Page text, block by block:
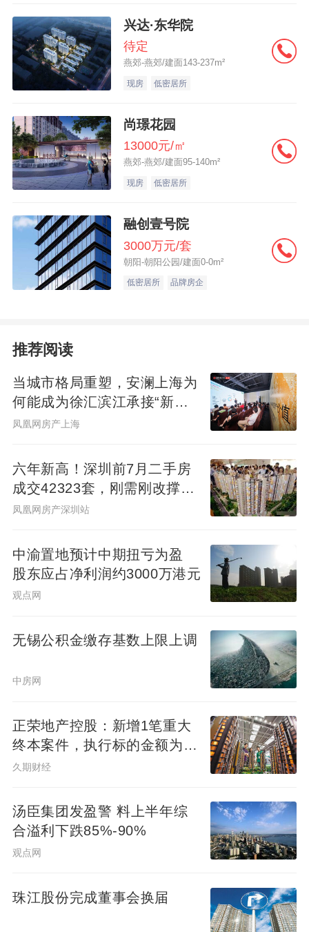
兴达·东华院
待定
燕郊-燕郊/建面143-237m²
现房 低密居所
尚璟花园
13000元/㎡
燕郊-燕郊/建面95-140m²
现房 低密居所
融创壹号院
3000万元/套
朝阳-朝阳公园/建面0-0m²
低密居所 品牌房企
推荐阅读
当城市格局重塑，安澜上海为
何能成为徐汇滨江承接“新质
生产力”的人居锚点？
凤凰网房产上海
六年新高！深圳前7月二手房
成交42323套，刚需刚改撑
起"量的回归"
凤凰网房产深圳站
中渝置地预计中期扭亏为盈
股东应占净利润约3000万港元
观点网
无锡公积金缴存基数上限上调
中房网
正荣地产控股：新增1笔重大
终本案件，执行标的金额为
4.73亿元
久期财经
汤臣集团发盈警 料上半年综
合溢利下跌85%-90%
观点网
珠江股份完成董事会换届